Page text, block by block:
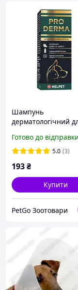
Шампунь
дерматологічний
(Про Дерма) 200 мл
Готово до відправки
5.0 (3)
193₴
Купити
PetGo Зоотовари